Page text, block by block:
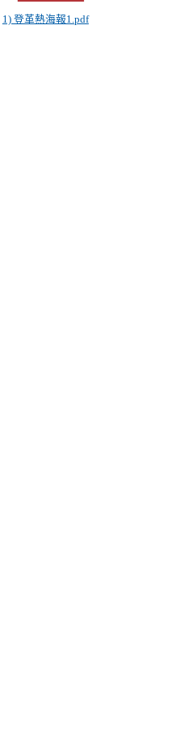
1) 登革熱海報1.pdf